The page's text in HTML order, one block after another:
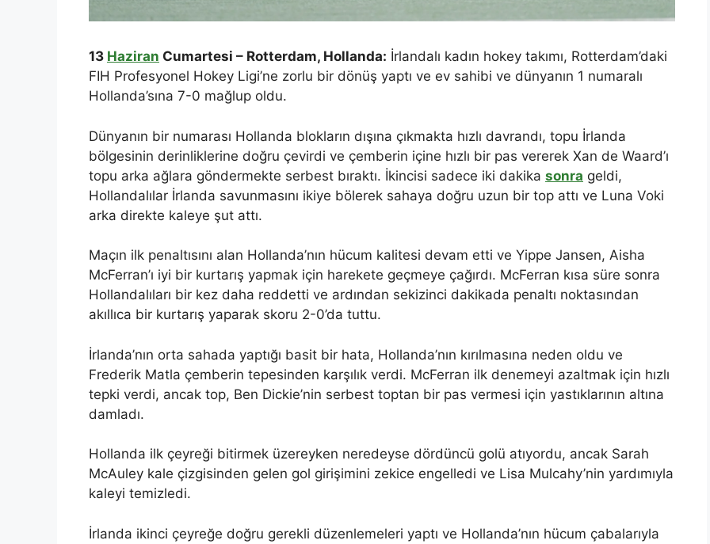
13 Haziran Cumartesi – Rotterdam, Hollanda: İrlandalı kadın hokey takımı, Rotterdam’daki
FIH Profesyonel Hokey Ligi’ne zorlu bir dönüş yaptı ve ev sahibi ve dünyanın 1 numaralı
Hollanda’sına 7-0 mağlup oldu.
Dünyanın bir numarası Hollanda blokların dışına çıkmakta hızlı davrandı, topu İrlanda
bölgesinin derinliklerine doğru çevirdi ve çemberin içine hızlı bir pas vererek Xan de Waard’ı
topu arka ağlara göndermekte serbest bıraktı. İkincisi sadece iki dakika sonra geldi,
Hollandalılar İrlanda savunmasını ikiye bölerek sahaya doğru uzun bir top attı ve Luna Voki
arka direkte kaleye şut attı.
Maçın ilk penaltısını alan Hollanda’nın hücum kalitesi devam etti ve Yippe Jansen, Aisha
McFerran’ı iyi bir kurtarış yapmak için harekete geçmeye çağırdı. McFerran kısa süre sonra
Hollandalıları bir kez daha reddetti ve ardından sekizinci dakikada penaltı noktasından
akıllıca bir kurtarış yaparak skoru 2-0’da tuttu.
İrlanda’nın orta sahada yaptığı basit bir hata, Hollanda’nın kırılmasına neden oldu ve
Frederik Matla çemberin tepesinden karşılık verdi. McFerran ilk denemeyi azaltmak için hızlı
tepki verdi, ancak top, Ben Dickie’nin serbest toptan bir pas vermesi için yastıklarının altına
damladı.
Hollanda ilk çeyreği bitirmek üzereyken neredeyse dördüncü golü atıyordu, ancak Sarah
McAuley kale çizgisinden gelen gol girişimini zekice engelledi ve Lisa Mulcahy’nin yardımıyla
kaleyi temizledi.
İrlanda ikinci çeyreğe doğru gerekli düzenlemeleri yaptı ve Hollanda’nın hücum çabalarıyla